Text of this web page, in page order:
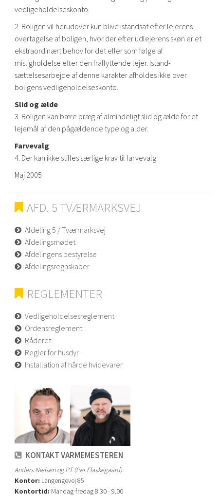
vedligeholdelseskonto.
2. Boligen vil herudover kun blive istandsat efter lejerens
overtagelse af boligen, hvor der efter udlejerens skøn er et
ekstraordinært behov for det eller som følge af
misligholdelse efter den fraflyttende lejer. Istand-
sættelsesarbejde af denne karakter afholdes ikke over
boligens vedligeholdelseskonto.
Slid og ælde
3. Boligen kan bære præg af almindeligt slid og ælde for et
lejemål af den pågældende type og alder.
Farvevalg
4. Der kan ikke stilles særlige krav til farvevalg.
Maj 2005
AFD. 5 TVÆRMARKSVEJ
Afdeling 5 / Tværmarksvej
Afdelingsmødet
Afdelingens bestyrelse
Afdelingsregnskaber
REGLEMENTER
Vedligeholdelsesreglement
Ordensreglement
Råderet
Regler for husdyr
Installation af hårde hvidevarer
KONTAKT VARMEMESTEREN
Anders Nielsen og PT (Per Flaskegaard)
Kontor: Langengevej 85
Kontortid: Mandag-fredag 8.30 - 9.00